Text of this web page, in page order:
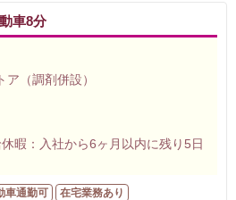
車8分
（調剤併設）
暇：入社から6ヶ月以内に残り5日
車通勤可 在宅業務あり